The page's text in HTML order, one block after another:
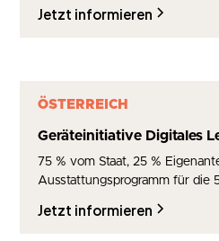
Jetzt informieren
ÖSTERREICH
Geräteinitiative Digitales
75 % vom Staat, 25 %
Ausstattungsprogramm für die
Jetzt informieren